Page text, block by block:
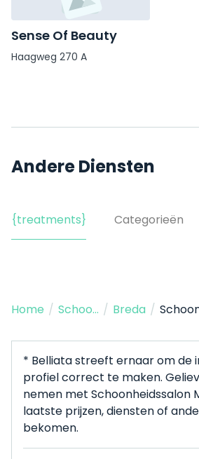
Sense Of Beauty
Haagweg 270 A
Andere Diensten
{treatments} Categorieën
Home / Schoonheidssalon / Breda /
* Belliata streeft ernaar om de
profiel correct te maken.
nemen met Schoonheidssalon
laatste prijzen, diensten of
bekomen.